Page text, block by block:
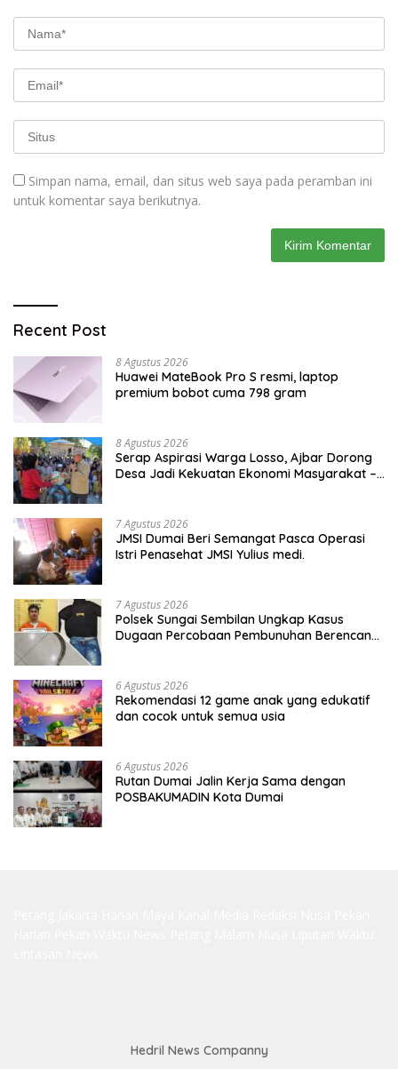
Simpan nama, email, dan situs web saya pada peramban ini
untuk komentar saya berikutnya.
Recent Post
8 Agustus 2026
Huawei MateBook Pro S resmi, laptop
premium bobot cuma 798 gram
8 Agustus 2026
Serap Aspirasi Warga Losso, Ajbar Dorong
Desa Jadi Kekuatan Ekonomi Masyarakat –
7 Agustus 2026
JMSI Dumai Beri Semangat Pasca Operasi
Istri Penasehat JMSI Yulius medi.
7 Agustus 2026
Polsek Sungai Sembilan Ungkap Kasus
Dugaan Percobaan Pembunuhan Berencana,
6 Agustus 2026
Rekomendasi 12 game anak yang edukatif
dan cocok untuk semua usia
6 Agustus 2026
Rutan Dumai Jalin Kerja Sama dengan
POSBAKUMADIN Kota Dumai
Hedril News Companny